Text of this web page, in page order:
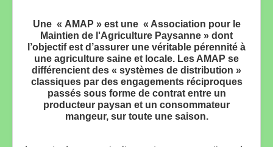
Une « AMAP » est une « Association pour le
Maintien de l'Agriculture Paysanne » dont
l’objectif est d’assurer une véritable pérennité à
une agriculture saine et locale. Les AMAP se
différencient des « systèmes de distribution »
classiques par des engagements réciproques
passés sous forme de contrat entre un
producteur paysan et un consommateur
mangeur, sur toute une saison.